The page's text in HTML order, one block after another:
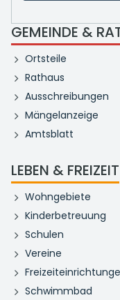
GEMEINDE &
Ortsteile
Rathaus
Ausschreibungen
Mängelanzeige
Amtsblatt
LEBEN & FREIZEIT
Wohngebiete
Kinderbetreuung
Schulen
Vereine
Schwimmbad